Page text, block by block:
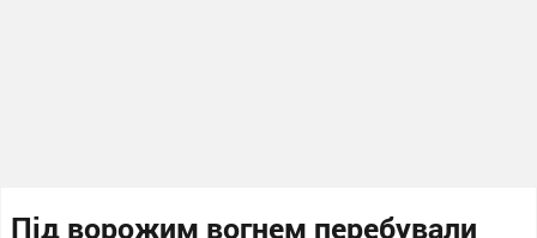
Під ворожим вогнем перебували